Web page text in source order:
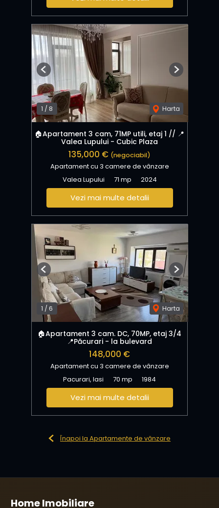
1 /8 Harta
Previous Next
🏠Apartament 3 cam, 71MP utili, etaj 1 // 📍
Valea Lupului - Cubic Plaza
135,000 € (negociabil)
Apartament cu 3 camere de vânzare
Valea Lupului
71 mp 2024
Vezi mai multe detalii
1 /6 Harta
Previous Next
🏠Apartament 3 cam. DC, 70MP, etaj 3/4
📍Păcurari - la bulevard
148,000 €
Apartament cu 3 camere de vânzare
Pacurari, Iasi
70 mp 1984
Vezi mai multe detalii
Înapoi la Apartamente de vânzare
Home Imobiliare